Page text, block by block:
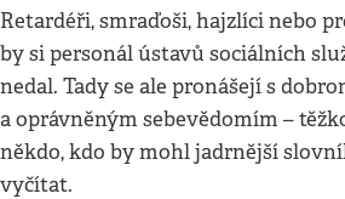
Retardéři, smraďoši, hajzlíci nebo
by si personál ústavů sociálních
nedal. Tady se ale pronášejí s
a oprávněným sebevědomím –
někdo, kdo by mohl jadrnější
vyčítat.